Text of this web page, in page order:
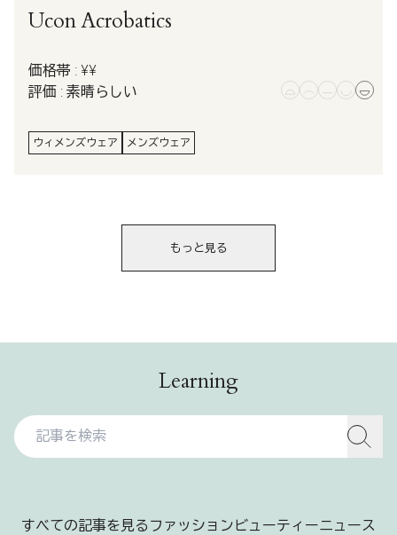
Ucon Acrobatics
価格帯 : ¥¥
評価 : 素晴らしい
ウィメンズウェア メンズウェア
もっと見る
Learning
すべての記事を見る ファッションビューティーニュース